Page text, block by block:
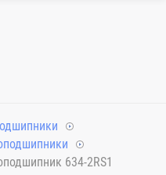
634-2RS1